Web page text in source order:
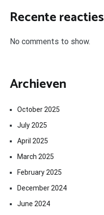
Recente reacties
No comments to show.
Archieven
October 2025
July 2025
April 2025
March 2025
February 2025
December 2024
June 2024